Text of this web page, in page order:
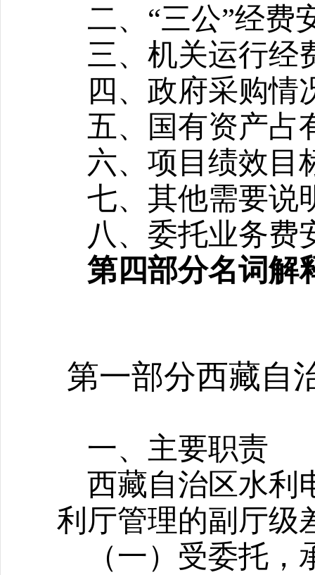
二、“三公”经费
三、机关运行经
四、政府采购情
五、国有资产占
六、项目绩效目
七、其他需要说
八 、 委托业务费
第四部分名词解
第一部分西藏自
一、主要职责
西藏自治区水利
利厅管理的副厅级
（一）受委托